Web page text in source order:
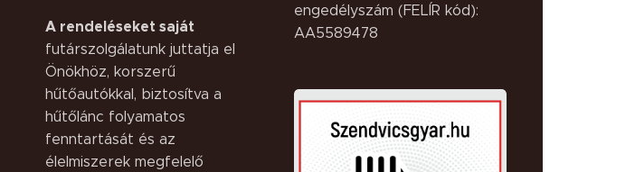
A rendeléseket saját
futárszolgálatunk juttatja el
Önökhöz, korszerű
hűtőautókkal, biztosítva a
hűtőlánc folyamatos
fenntartását és az
élelmiszerek megfelelő
engedélyszám (FELÍR kód):
AA5589478